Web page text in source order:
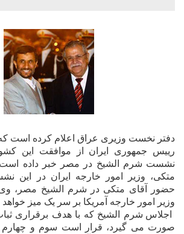
دفتر نخست وزیری عراق اعلام کرده است
رییس جمهوری ایران از موافقت این
نشست شرم الشیخ در مصر خبر داده
متکی، وزیر امور خارجه ایران در این
حضور آقای متکی در شرم الشیخ مصر، وی
وزیر امور خارجه آمریکا بر سر یک میز
اجلاس شرم الشیخ که با هدف برقراری
صورت می گیرد، قرار است سوم و چهارم